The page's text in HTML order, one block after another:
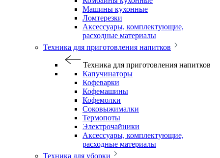
Машины кухонные
Ломтерезки
Аксессуары, комплектующие,
расходные материалы
Техника для приготовления напитков
Техника для приготовления напитков
Капучинаторы
Кофеварки
Кофемашины
Кофемолки
Соковыжималки
Термопоты
Электрочайники
Аксессуары, комплектующие,
расходные материалы
Техника для уборки